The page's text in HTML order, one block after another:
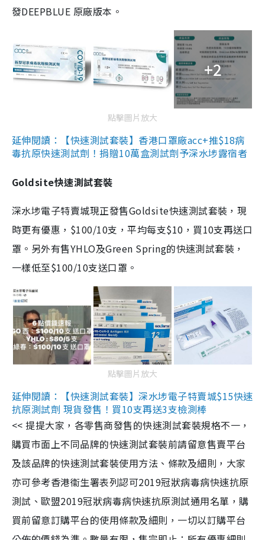
發DEEPBLUE 原廠版本。
+2
點擊圖片放大
延伸閱讀：【快速測試套裝】香港口罩廠acc+推$18病
毒抗原快速測試劑！捐贈10萬盒測試劑予深水埗露宿者
Goldsite快速測試套裝
深水埗電子特賣城現正發售Goldsite快速測試套裝，現
時更有優惠，$100/10支，平均每支$10，買10支再送口
罩。另外有售YHLO及Green Spring的快速測試套裝，
一樣低至$100/10支送口罩。
點擊圖片放大
延伸閱讀：【快速測試套裝】深水埗電子特賣城$15快速
抗原測試劑 現貨發售！買10支再送3支檢測棒
<< 提提大家，各零售商發售的快速測試套裝規格不一，
購買市面上不同品牌的快速測試套裝前請留意售賣平台
及該品牌的快速測試套裝使用方法、條款及細則，大家
亦可參考香港衞生署表列認可2019冠狀病毒病快速抗原
測試、歐盟2019冠狀病毒病快速抗原測試通用名單，購
買前留意訂購平台的使用條款及細則，一切以訂購平台